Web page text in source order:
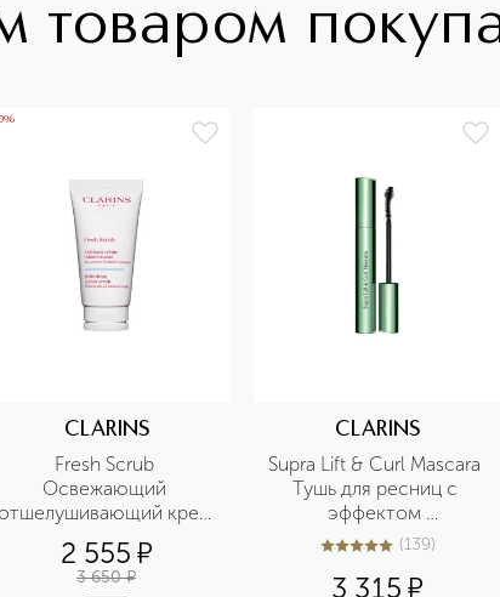
товаром
CLARINS
Fresh Scrub
Освежающий
отшелушивающий крем
для лица
2 555 ¤
3 650 ¤
CLARINS
Supra Lift & Curl Mascara
Тушь для ресниц с
эффектом
подкручивания и
4.9из5139 (139)
3 315 ¤